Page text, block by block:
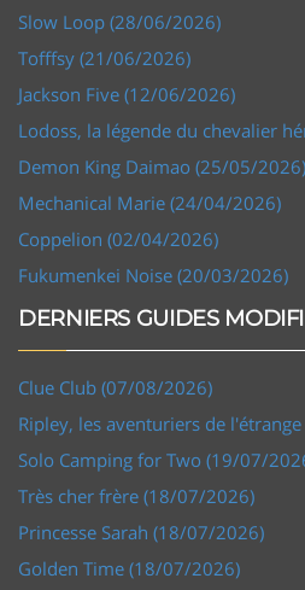
Slow Loop (28/06/2026)
Tofffsy (21/06/2026)
Jackson Five (12/06/2026)
Lodoss, la légende du chevalier
Demon King Daimao (25/05/2026)
Mechanical Marie (24/04/2026)
Coppelion (02/04/2026)
Fukumenkei Noise (20/03/2026)
DERNIERS GUIDES
Clue Club (07/08/2026)
Ripley, les aventuriers de
Solo Camping for Two (19/07/
Très cher frère (18/07/2026)
Princesse Sarah (18/07/2026)
Golden Time (18/07/2026)